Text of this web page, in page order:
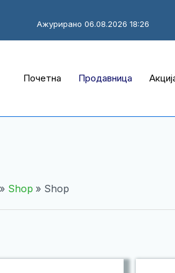
Ажурирано 06.08.2026 18:26
Почетна Продавница
Shop Shop